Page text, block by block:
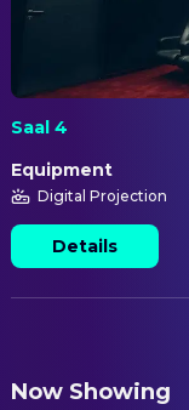
Saal 4
Equipment
Digital Projection
Details
Now Showing